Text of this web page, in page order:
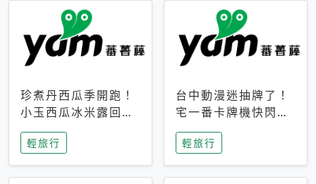
珍煮丹西瓜季開跑！
小玉西瓜冰米露回
歸，4公升分享壺也
成今夏焦點
輕旅行
台中動漫迷抽牌了！
宅一番卡牌機快閃草
悟道，15大人氣IP一
次開抽
輕旅行